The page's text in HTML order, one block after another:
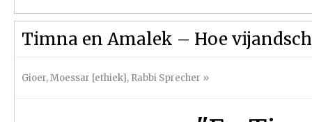
Timna en Amalek – Hoe
Gioer,Moessar [ethiek], Rabbi Sprecher »